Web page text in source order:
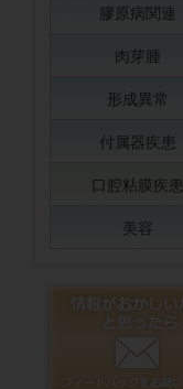
膠原病関連
肉芽腫
形成異常
付属器疾患
口腔粘膜疾患
美容